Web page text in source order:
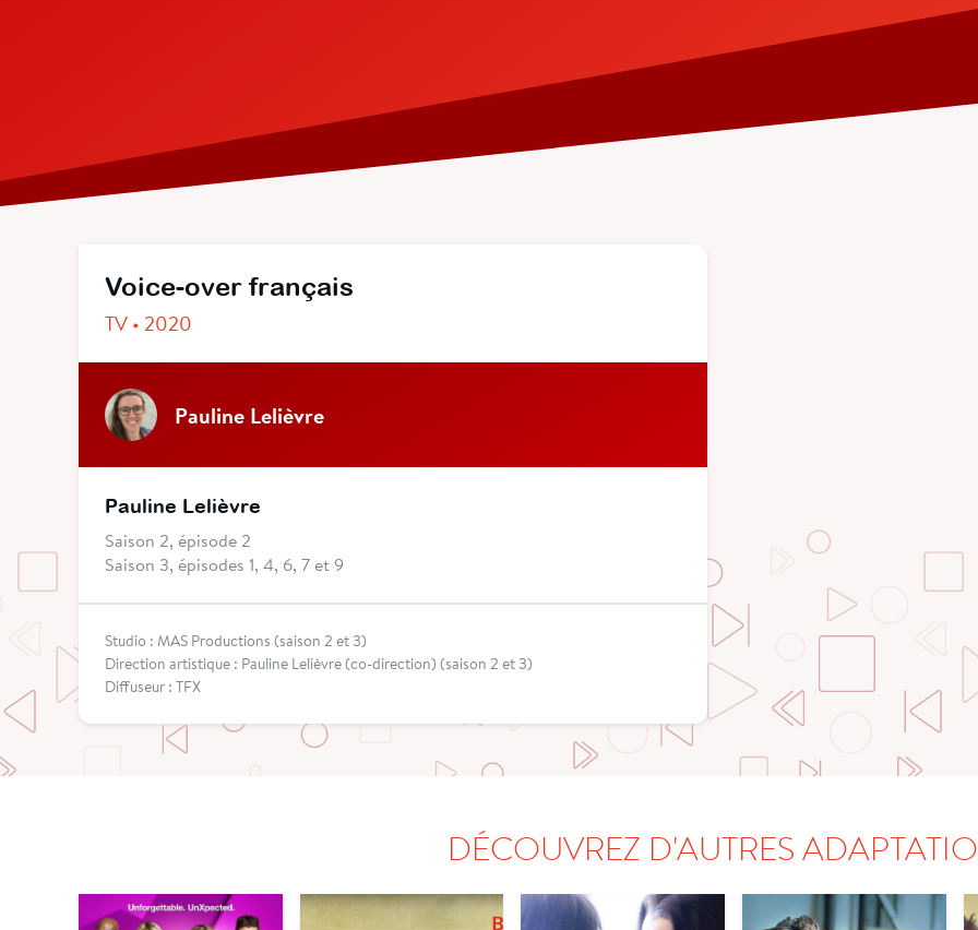
Voice-over français
TV • 2020
Pauline Lelièvre
Pauline Lelièvre
Saison 2, épisode 2
Saison 3, épisodes 1, 4, 6, 7 et 9
Studio : MAS Productions (saison 2 et 3)
Direction artistique : Pauline Lelièvre (co-direction) (saison 2 et 3)
Diffuseur : TFX
DÉCOUVREZ D'AUTRES